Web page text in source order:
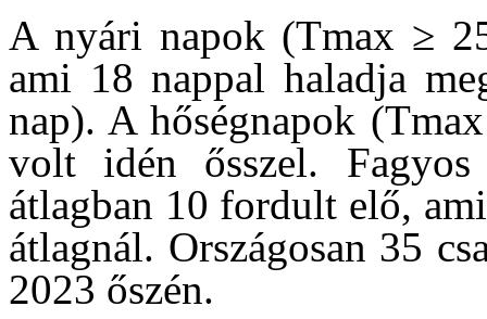
A nyári napok (Tmax ≥
ami 18 nappal haladja
nap). A hőségnapok
volt idén ősszel.
átlagban 10 fordult elő,
átlagnál. Országosan 35
2023 őszén.